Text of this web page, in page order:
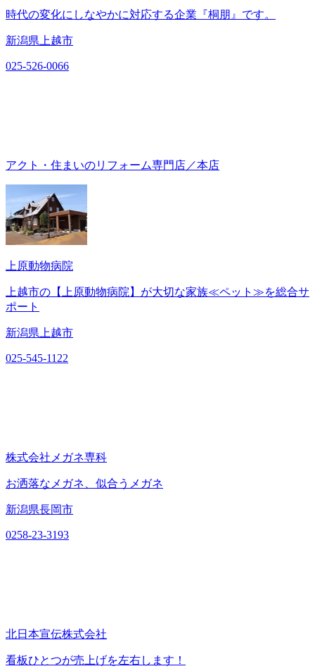
時代の変化にしなやかに対応する企業『桐朋』です。
新潟県上越市
025-526-0066
アクト・住まいのリフォーム専門店／本店
上原動物病院
上越市の【上原動物病院】が大切な家族≪ペット≫を総合サ
ポート
新潟県上越市
025-545-1122
株式会社メガネ専科
お洒落なメガネ、似合うメガネ
新潟県長岡市
0258-23-3193
北日本宣伝株式会社
看板ひとつが売上げを左右します！